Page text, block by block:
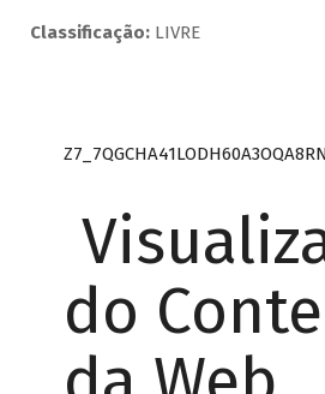
Classificação:LIVRE
do